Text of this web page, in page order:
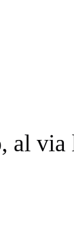
via